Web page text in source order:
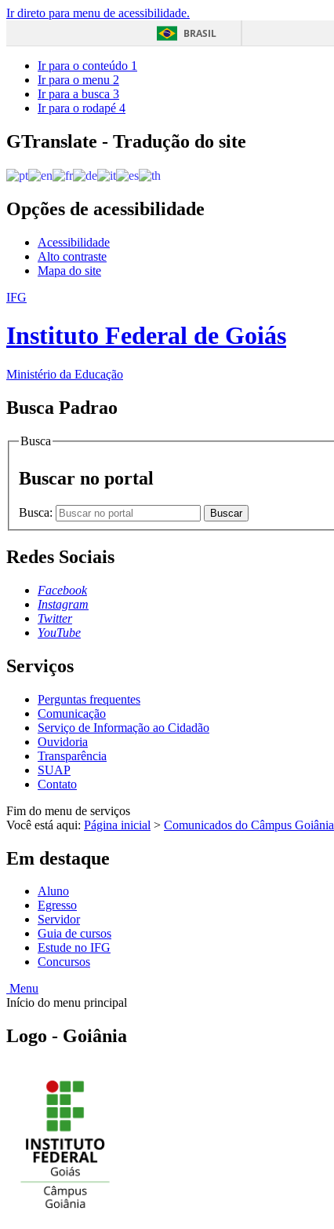
Ir direto para menu de acessibilidade.
BRASIL
Ir para o conteúdo 1
Ir para o menu 2
Ir para a busca 3
Ir para o rodapé 4
GTranslate - Tradução do site
Opções de acessibilidade
Acessibilidade
Alto contraste
Mapa do site
IFG
Instituto Federal de Goiás
Ministério da Educação
Busca Padrao
Busca
Buscar no portal
Busca: Buscar
Redes Sociais
Facebook
Instagram
Twitter
YouTube
Serviços
Perguntas frequentes
Comunicação
Serviço de Informação ao Cidadão
Ouvidoria
Transparência
SUAP
Contato
Fim do menu de serviços
Você está aqui: Página inicial > Comunicados do Câmpus Goiânia
Em destaque
Aluno
Egresso
Servidor
Guia de cursos
Estude no IFG
Concursos
Menu
Início do menu principal
Logo - Goiânia